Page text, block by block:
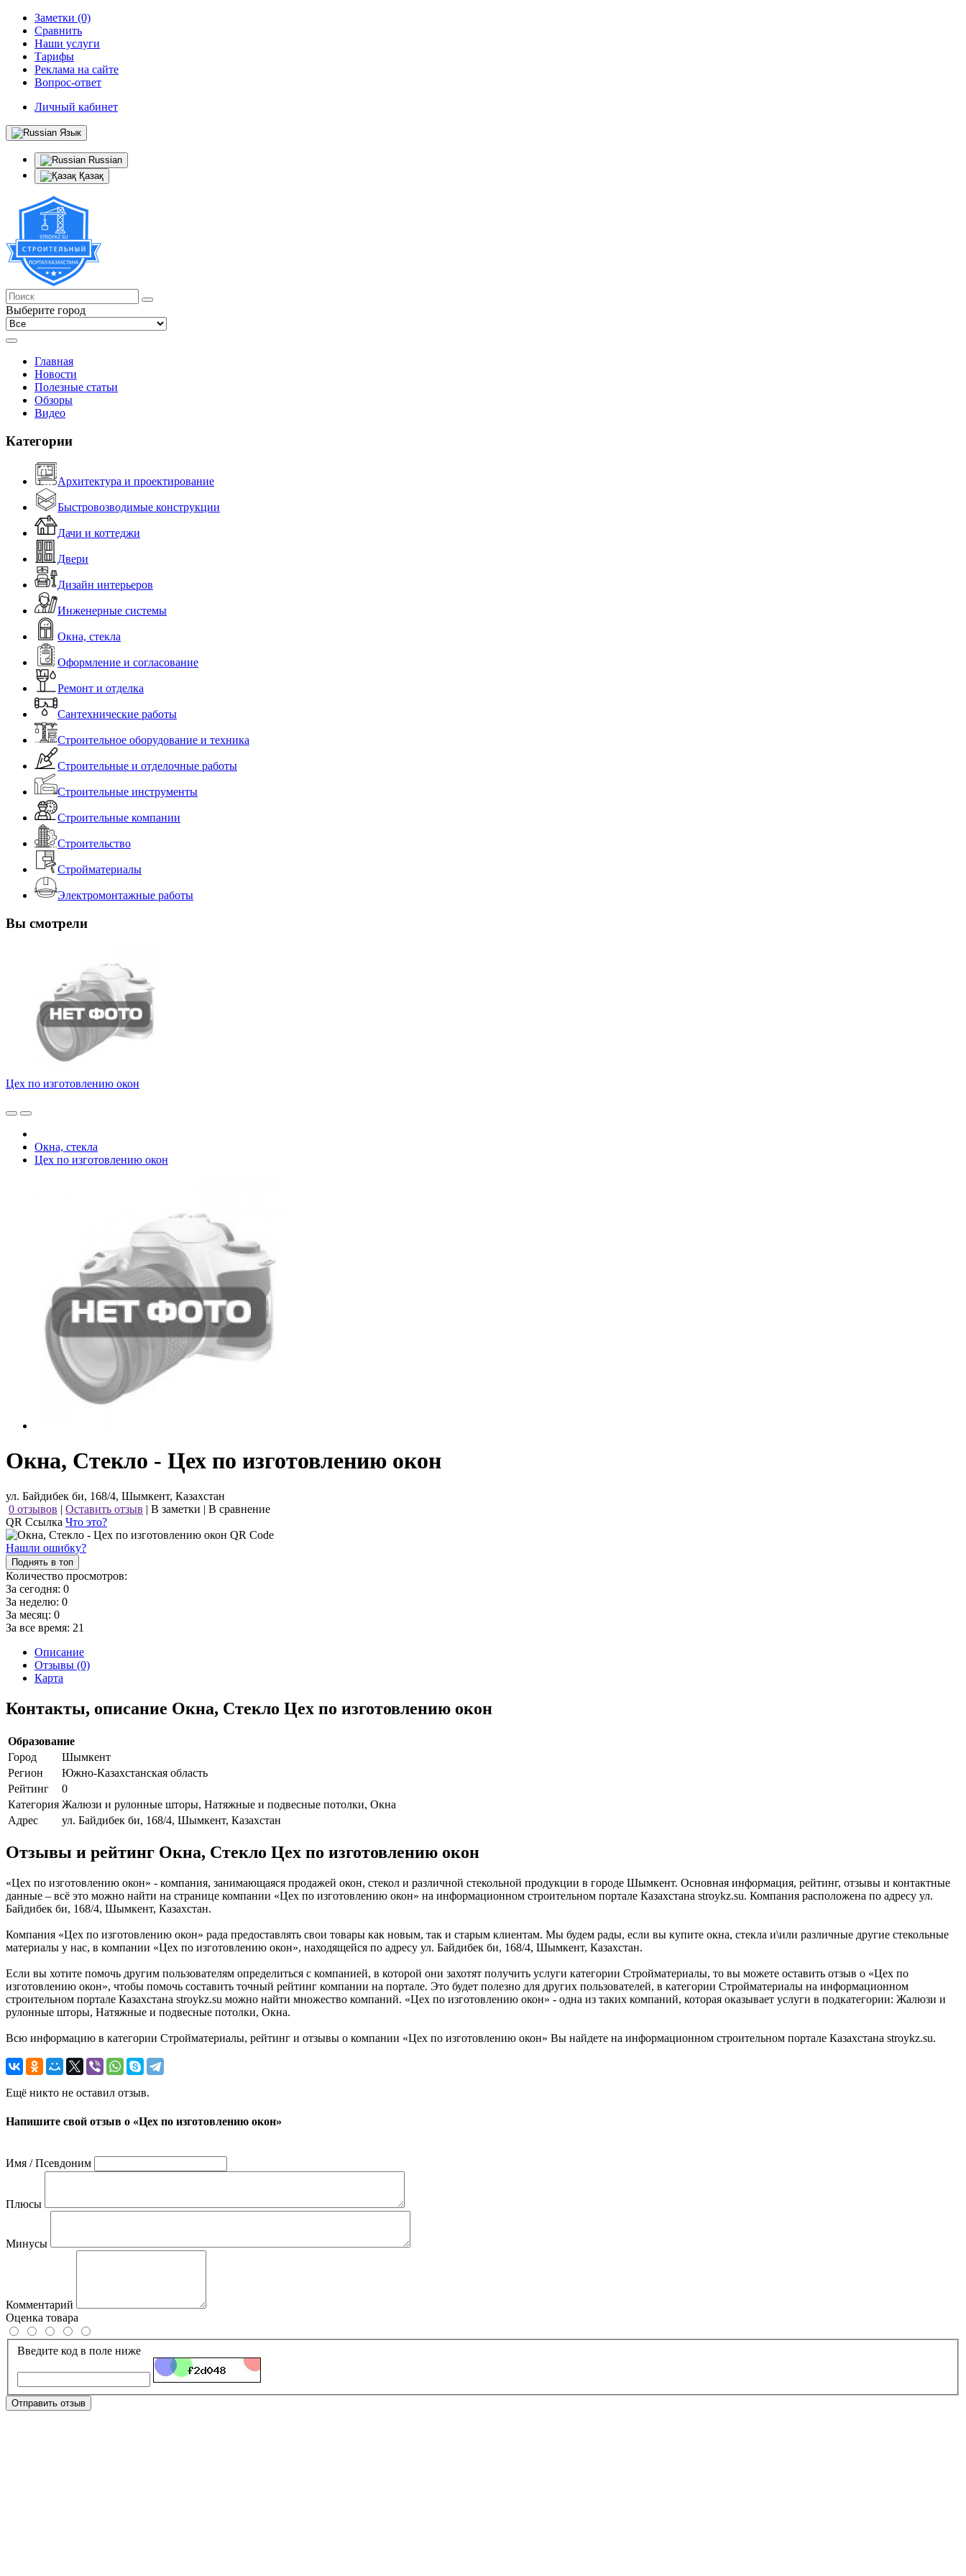
Заметки (0)
Сравнить
Наши услуги
Тарифы
Реклама на сайте
Вопрос-ответ
Личный кабинет
Язык
Russian
Қазақ
Выберите город
Главная
Новости
Полезные статьи
Обзоры
Видео
Категории
Архитектура и проектирование
Быстровозводимые конструкции
Дачи и коттеджи
Двери
Дизайн интерьеров
Инженерные системы
Окна, стекла
Оформление и согласование
Ремонт и отделка
Сантехнические работы
Строительное оборудование и техника
Строительные и отделочные работы
Строительные инструменты
Строительные компании
Строительство
Стройматериалы
Электромонтажные работы
Вы смотрели
Цех по изготовлению окон
Окна, стекла
Цех по изготовлению окон
Окна, Стекло - Цех по изготовлению окон
ул. Байдибек би, 168/4, Шымкент, Казахстан
0 отзывов | Оставить отзыв | В заметки | В сравнение
QR Ссылка Что это?
Нашли ошибку?
Поднять в топ
Количество просмотров:
За сегодня: 0
За неделю: 0
За месяц: 0
За все время: 21
Описание
Отзывы (0)
Карта
Контакты, описание Окна, Стекло Цех по изготовлению окон
Образование
Город
Шымкент
Регион
Южно-Казахстанская область
Рейтинг
0
Категория Жалюзи и рулонные шторы, Натяжные и подвесные потолки, Окна
Адрес
ул. Байдибек би, 168/4, Шымкент, Казахстан
Отзывы и рейтинг Окна, Стекло Цех по изготовлению окон
«Цех по изготовлению окон» - компания, занимающаяся продажей окон, стекол и различной стекольной продукции в городе Шымкент. Основная информация, рейтинг, отзывы и контактные
данные – всё это можно найти на странице компании «Цех по изготовлению окон» на информационном строительном портале Казахстана stroykz.su. Компания расположена по адресу ул.
Байдибек би, 168/4, Шымкент, Казахстан.
Компания «Цех по изготовлению окон» рада предоставлять свои товары как новым, так и старым клиентам. Мы будем рады, если вы купите окна, стекла и\или различные другие стекольные
материалы у нас, в компании «Цех по изготовлению окон», находящейся по адресу ул. Байдибек би, 168/4, Шымкент, Казахстан.
Если вы хотите помочь другим пользователям определиться с компанией, в которой они захотят получить услуги категории Стройматериалы, то вы можете оставить отзыв о «Цех по
изготовлению окон», чтобы помочь составить точный рейтинг компании на портале. Это будет полезно для других пользователей, в категории Стройматериалы на информационном
строительном портале Казахстана stroykz.su можно найти множество компаний. «Цех по изготовлению окон» - одна из таких компаний, которая оказывает услуги в подкатегории: Жалюзи и
рулонные шторы, Натяжные и подвесные потолки, Окна.
Всю информацию в категории Стройматериалы, рейтинг и отзывы о компании «Цех по изготовлению окон» Вы найдете на информационном строительном портале Казахстана stroykz.su.
Ещё никто не оставил отзыв.
Напишите свой отзыв о «Цех по изготовлению окон»
Имя / Псевдоним
Плюсы
Минусы
Комментарий
Оценка товара
Введите код в поле ниже
Отправить отзыв